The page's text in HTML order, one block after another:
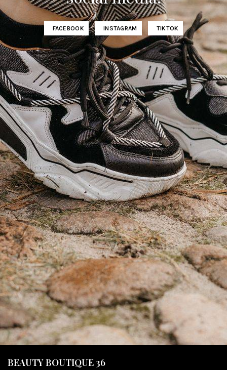
FACEBOOK INSTAGRAM TIKTOK
BEAUTY BOUTIQUE 36